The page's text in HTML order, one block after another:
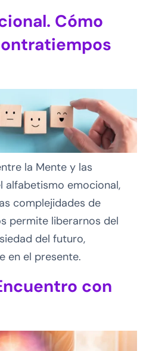
Cómo
la Mente y las
alfabetismo emocional,
complejidades de
permite liberarnos del
del futuro,
en el presente.
con